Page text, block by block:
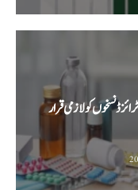
نسخوں کو لازمی قرار